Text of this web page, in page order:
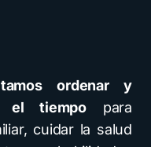
ordenar y
el tiempo para
cuidar la salud